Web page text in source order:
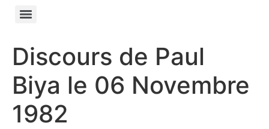
Discours de Paul
Biya le 06 Novembre
1982